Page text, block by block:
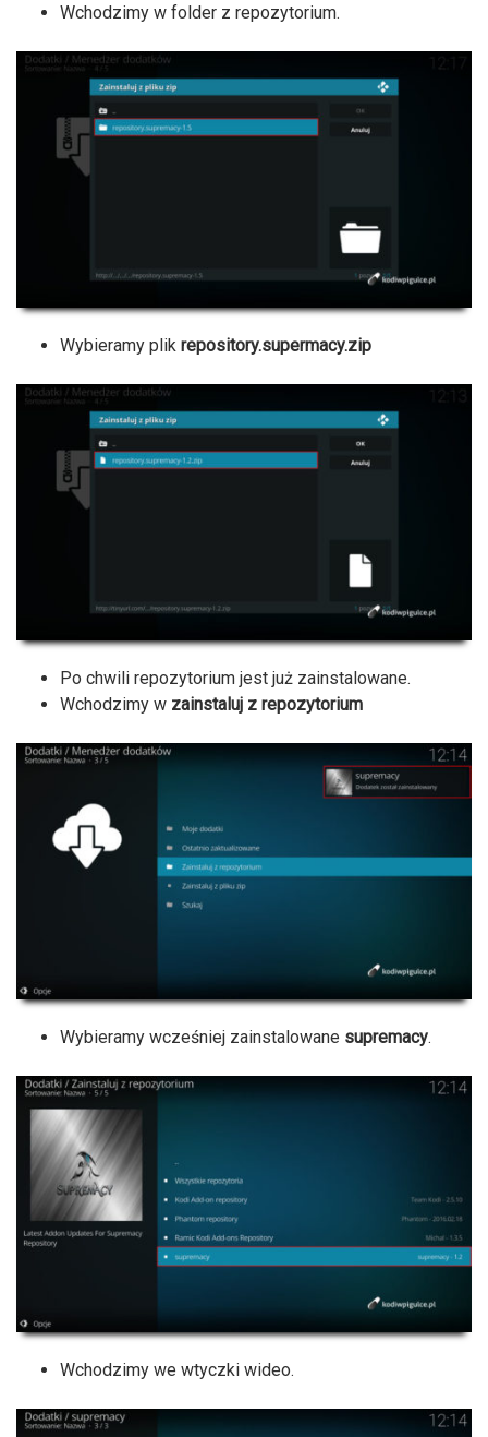
Wchodzimy w folder z repozytorium.
Wybieramy plik repository.supermacy.zip
Po chwili repozytorium jest już zainstalowane.
Wchodzimy w zainstaluj z repozytorium
Wybieramy wcześniej zainstalowane supremacy.
Wchodzimy we wtyczki wideo.